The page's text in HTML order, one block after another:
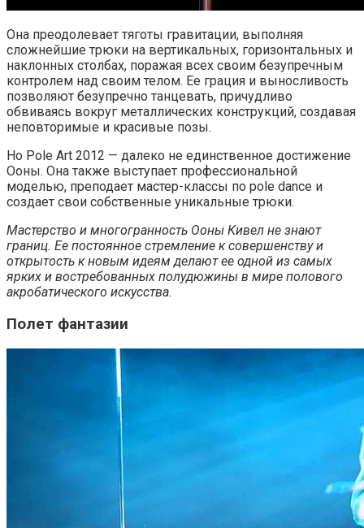
Она преодолевает тяготы гравитации, выполняя
сложнейшие трюки на вертикальных, горизонтальных и
наклонных столбах, поражая всех своим безупречным
контролем над своим телом. Ее грация и выносливость
позволяют безупречно танцевать, причудливо
обвиваясь вокруг металлических конструкций, создавая
неповторимые и красивые позы.
Но Pole Art 2012 — далеко не единственное достижение
Ооны. Она также выступает профессиональной
моделью, преподает мастер-классы по pole dance и
создает свои собственные уникальные трюки.
Мастерство и многогранность Ооны Кивел не знают
границ. Ее постоянное стремление к совершенству и
открытость к новым идеям делают ее одной из самых
ярких и востребованных полудюжины в мире полового
акробатического искусства.
Полет фантазии